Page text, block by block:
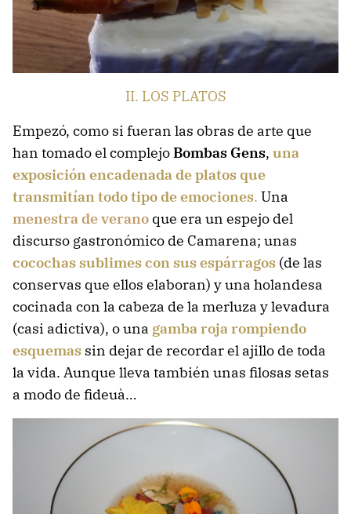
II. LOS PLATOS
Empezó, como si fueran las obras de arte que
han tomado el complejoBombas Gens, una
exposición encadenada de platos que
transmitían todo tipo de emociones. Una
menestra de verano que era un espejo del
discurso gastronómico de Camarena; unas
cocochas sublimes con sus espárragos (de las
conservas que ellos elaboran) y una holandesa
cocinada con la cabeza de la merluza y levadura
(casi adictiva), o una gamba roja rompiendo
esquemas sin dejar de recordar el ajillo de toda
la vida. Aunque lleva también unas filosas setas
a modo de fideuà…